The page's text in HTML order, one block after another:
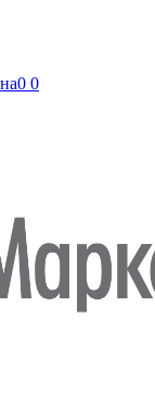
0 0